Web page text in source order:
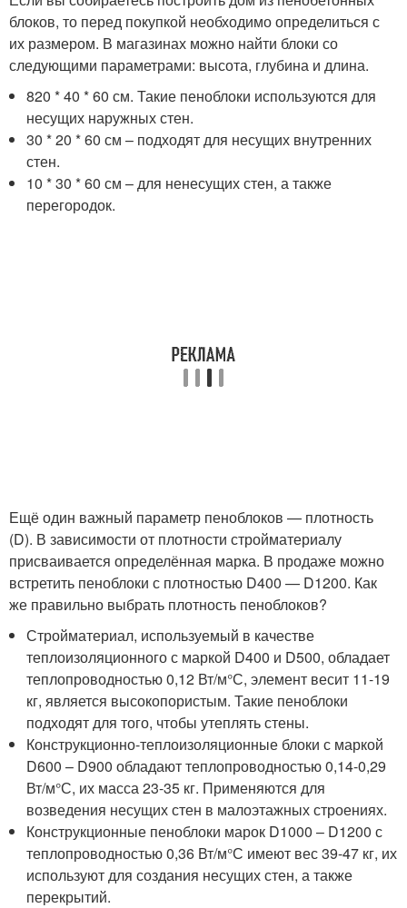
блоков, то перед покупкой необходимо определиться с
их размером. В магазинах можно найти блоки со
следующими параметрами: высота, глубина и длина.
820 * 40 * 60 см. Такие пеноблоки используются для
несущих наружных стен.
30 * 20 * 60 см – подходят для несущих внутренних
стен.
10 * 30 * 60 см – для ненесущих стен, а также
перегородок.
Ещё один важный параметр пеноблоков — плотность
(D). В зависимости от плотности стройматериалу
присваивается определённая марка. В продаже можно
встретить пеноблоки с плотностью D400 — D1200. Как
же правильно выбрать плотность пеноблоков?
Стройматериал, используемый в качестве
теплоизоляционного с маркой D400 и D500, обладает
теплопроводностью 0,12 Вт/м°С, элемент весит 11-19
кг, является высокопористым. Такие пеноблоки
подходят для того, чтобы утеплять стены.
Конструкционно-теплоизоляционные блоки с маркой
D600 – D900 обладают теплопроводностью 0,14-0,29
Вт/м°С, их масса 23-35 кг. Применяются для
возведения несущих стен в малоэтажных строениях.
Конструкционные пеноблоки марок D1000 – D1200 с
теплопроводностью 0,36 Вт/м°С имеют вес 39-47 кг, их
используют для создания несущих стен, а также
перекрытий.